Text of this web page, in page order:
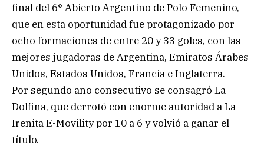
final del 6° Abierto Argentino de Polo Femenino,
que en esta oportunidad fue protagonizado por
ocho formaciones de entre 20 y 33 goles, con las
mejores jugadoras de Argentina, Emiratos Árabes
Unidos, Estados Unidos, Francia e Inglaterra.
Por segundo año consecutivo se consagró La
Dolfina, que derrotó con enorme autoridad a La
Irenita E-Movility por 10 a 6 y volvió a ganar el
título.